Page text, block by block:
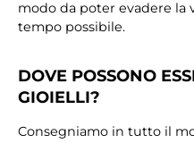
modo da poter evadere la
tempo possibile.
DOVE POSSONO
GIOIELLI?
Consegniamo in tutto il